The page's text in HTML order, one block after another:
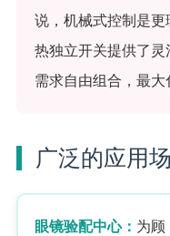
说，机械式控制是更
热独立开关提供了
需求自由组合，最大
广泛的应用
眼镜验配中心： 为顾